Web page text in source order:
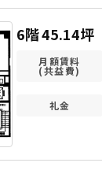
6階45.14坪
月額賃料
(共益費)
礼金